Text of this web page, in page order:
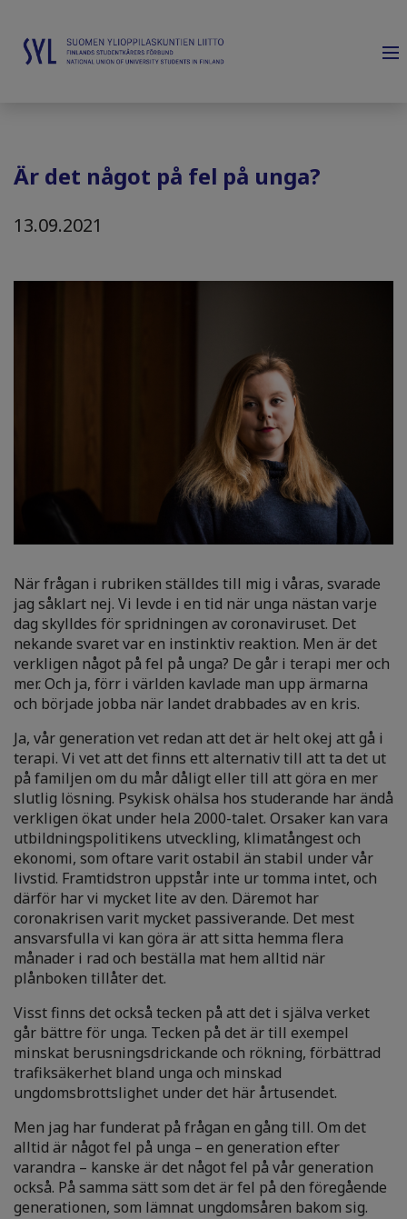
Är det något på fel på unga?
13.09.2021
När frågan i rubriken ställdes till mig i våras, svarade
jag såklart nej. Vi levde i en tid när unga nästan varje
dag skylldes för spridningen av coronaviruset. Det
nekande svaret var en instinktiv reaktion. Men är det
verkligen något på fel på unga? De går i terapi mer och
mer. Och ja, förr i världen kavlade man upp ärmarna
och började jobba när landet drabbades av en kris.
Ja, vår generation vet redan att det är helt okej att gå i
terapi. Vi vet att det finns ett alternativ till att ta det ut
på familjen om du mår dåligt eller till att göra en mer
slutlig lösning. Psykisk ohälsa hos studerande har ändå
verkligen ökat under hela 2000-talet. Orsaker kan vara
utbildningspolitikens utveckling, klimatångest och
ekonomi, som oftare varit ostabil än stabil under vår
livstid. Framtidstron uppstår inte ur tomma intet, och
därför har vi mycket lite av den. Däremot har
coronakrisen varit mycket passiverande. Det mest
ansvarsfulla vi kan göra är att sitta hemma flera
månader i rad och beställa mat hem alltid när
plånboken tillåter det.
Visst finns det också tecken på att det i själva verket
går bättre för unga. Tecken på det är till exempel
minskat berusningsdrickande och rökning, förbättrad
trafiksäkerhet bland unga och minskad
ungdomsbrottslighet under det här årtusendet.
Men jag har funderat på frågan en gång till. Om det
alltid är något fel på unga – en generation efter
varandra – kanske är det något fel på vår generation
också. På samma sätt som det är fel på den föregående
generationen, som lämnat ungdomsåren bakom sig.